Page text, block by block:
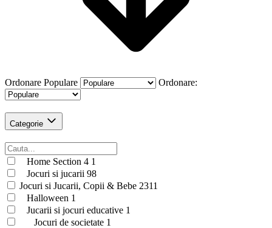
Ordonare Populare Ordonare:
Categorie
Home Section 4 1
Jocuri si jucarii 98
Jocuri si Jucarii, Copii & Bebe 2311
Halloween 1
Jucarii si jocuri educative 1
Jocuri de societate 1